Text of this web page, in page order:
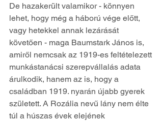
De hazakerült valamikor - könnyen
lehet, hogy még a háború vége előtt,
vagy hetekkel annak lezárását
követően - maga Baumstark János is,
amiről nemcsak az 1919-es feltételezett
munkástanácsi szerepvállalás adata
árulkodik, hanem az is, hogy a
családban 1919. nyarán újabb gyerek
született. A Rozália nevű lány nem élte
túl a húszas évek elejének